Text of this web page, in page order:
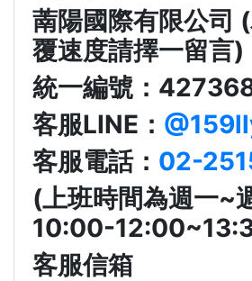
萳陽國際有限公司
覆速度請擇一留言)
統一編號：
客服LINE：
客服電話： 02-
(上班時間為週一~
10:00-
客服信箱